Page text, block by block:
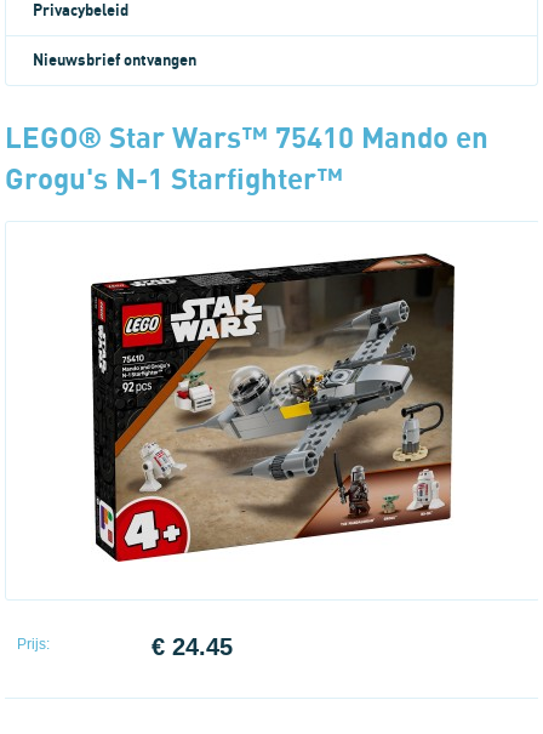
Privacybeleid
Nieuwsbrief ontvangen
LEGO® Star Wars™ 75410 Mando en
Grogu's N-1 Starfighter™
Prijs: € 24.45